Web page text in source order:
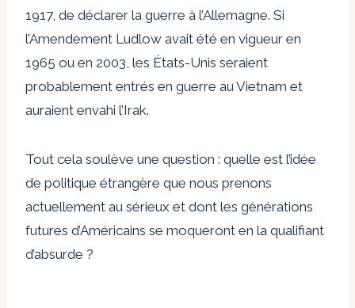
1917, de déclarer la guerre à l’Allemagne. Si
l’Amendement Ludlow avait été en vigueur en
1965 ou en 2003, les États-Unis seraient
probablement entrés en guerre au Vietnam et
auraient envahi l’Irak.
Tout cela soulève une question : quelle est l’idée
de politique étrangère que nous prenons
actuellement au sérieux et dont les générations
futures d’Américains se moqueront en la qualifiant
d’absurde ?